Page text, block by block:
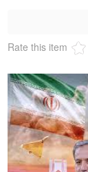
Rate this item